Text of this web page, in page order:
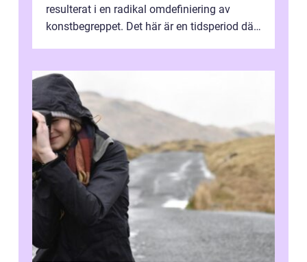
resulterat i en radikal omdefiniering av
konstbegreppet. Det här är en tidsperiod där